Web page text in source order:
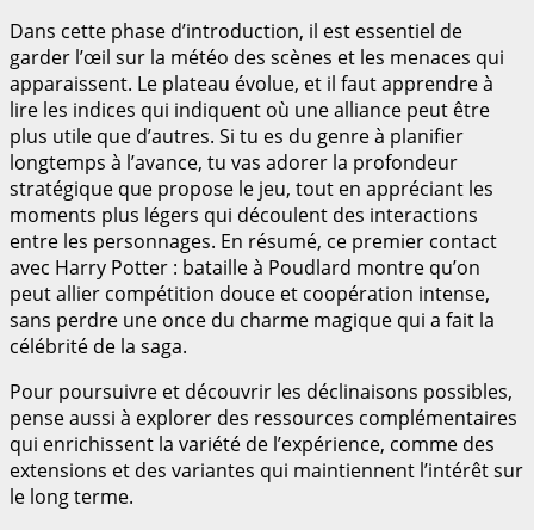
Dans cette phase d’introduction, il est essentiel de
garder l’œil sur la météo des scènes et les menaces qui
apparaissent. Le plateau évolue, et il faut apprendre à
lire les indices qui indiquent où une alliance peut être
plus utile que d’autres. Si tu es du genre à planifier
longtemps à l’avance, tu vas adorer la profondeur
stratégique que propose le jeu, tout en appréciant les
moments plus légers qui découlent des interactions
entre les personnages. En résumé, ce premier contact
avec Harry Potter : bataille à Poudlard montre qu’on
peut allier compétition douce et coopération intense,
sans perdre une once du charme magique qui a fait la
célébrité de la saga.
Pour poursuivre et découvrir les déclinaisons possibles,
pense aussi à explorer des ressources complémentaires
qui enrichissent la variété de l’expérience, comme des
extensions et des variantes qui maintiennent l’intérêt sur
le long terme.